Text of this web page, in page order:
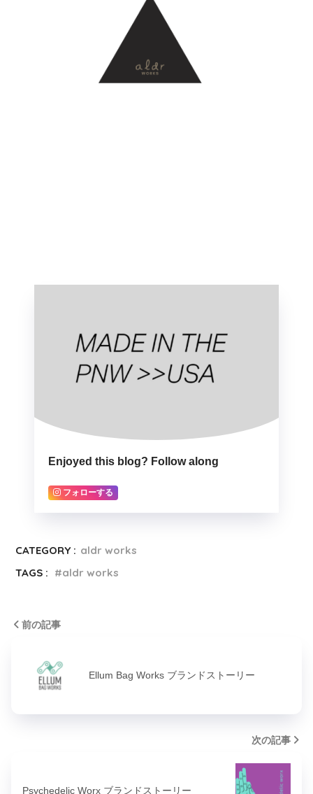
Enjoyed this blog? Follow along
フォローする
CATEGORY : aldr works
TAGS :
aldr works
前の記事
Ellum Bag Works ブランドストーリー
次の記事
Psychedelic Worx ブランドストーリー